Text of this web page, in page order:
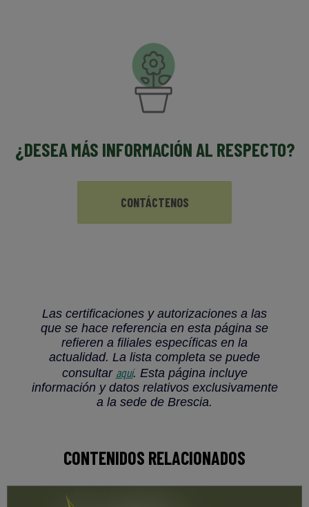
¿DESEA MÁS INFORMACIÓN AL RESPECTO?
CONTÁCTENOS
Las certificaciones y autorizaciones a las
que se hace referencia en esta página se
refieren a filiales específicas en la
actualidad. La lista completa se puede
consultar aquí. Esta página incluye
información y datos relativos exclusivamente
a la sede de Brescia.
CONTENIDOS RELACIONADOS